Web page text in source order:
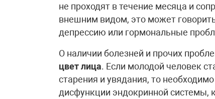
не проходят в течение месяца и
внешним видом, это может
депрессию или гормональные
О наличии болезней и прочих
цвет лица. Если молодой человек
старения и увядания, то
дисфункции эндокринной системы,